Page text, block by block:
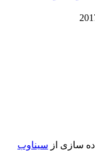
سازی از سیناوب